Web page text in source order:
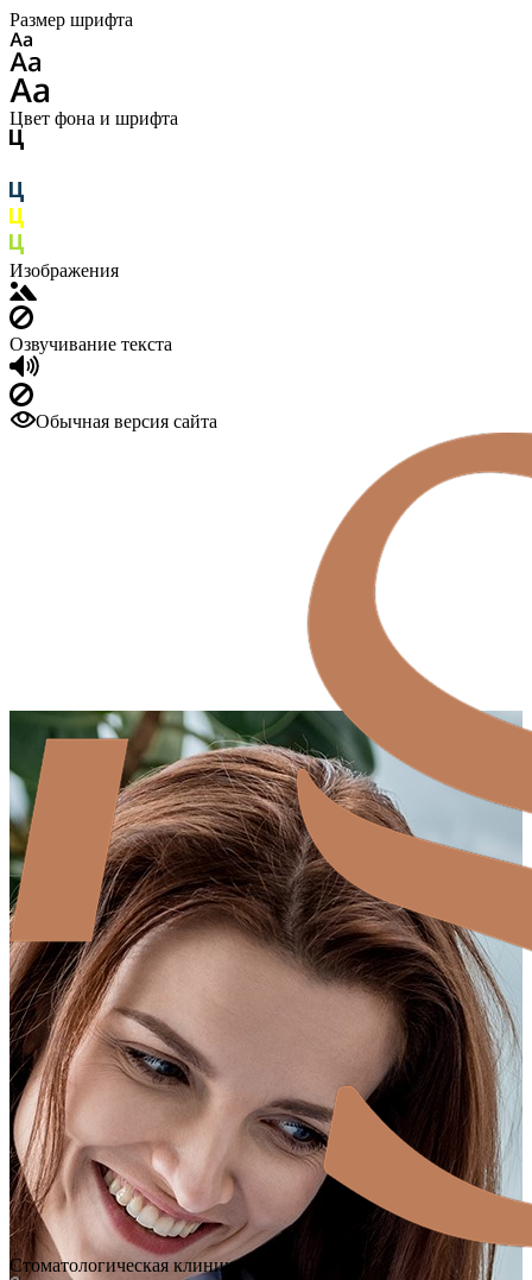
Размер шрифта
Цвет фона и шрифта
Изображения
Озвучивание текста
Обычная версия сайта
Стоматологическая клиника